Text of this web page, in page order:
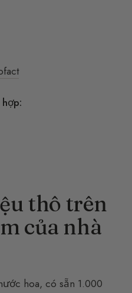
thô trên
của nhà
hoa, có sẵn 1.000